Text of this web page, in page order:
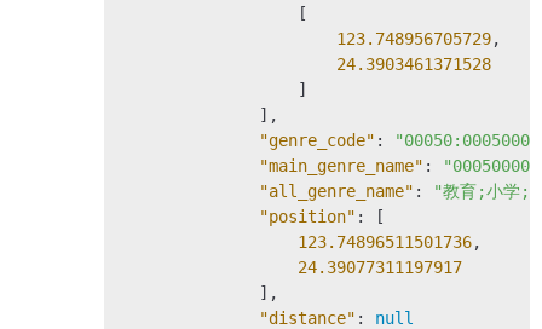
                  [
123.748956705729,
24.3903461371528
                  ]
              ],
"genre_code" :
"main_genre_name" :
"all_genre_name" : "教育;小学;"
"position" : [
123.74896511501736,
24.39077311197917
              ],
"distance" : null